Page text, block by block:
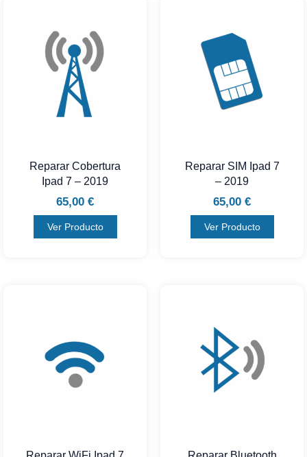
Reparar Cobertura
Ipad 7 – 2019
65,00 €
Ver Producto
Reparar SIM Ipad 7
– 2019
65,00 €
Ver Producto